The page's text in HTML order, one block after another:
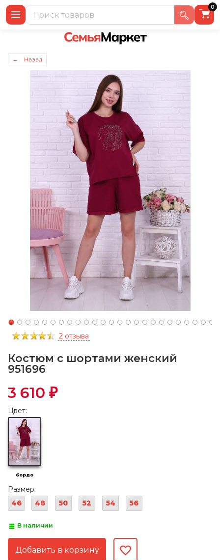
0
← Назад
2 отзыва
Костюм с шортами женский
951696
3 610 ₽
Цвет:
бордо
Размер:
46
48 50 52 54 56
В наличии